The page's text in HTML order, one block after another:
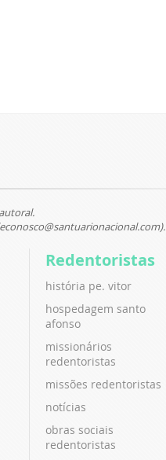
Redentoristas
história pe. vitor
hospedagem santo
afonso
missionários
redentoristas
missões redentoristas
notícias
obras sociais
redentoristas